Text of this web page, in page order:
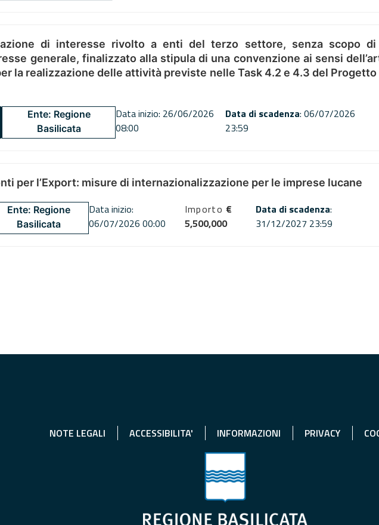
di interesse rivolto a enti del terzo settore, senza scopo
generale, finalizzato alla stipula di una convenzione ai sensi
la realizzazione delle attività previste nelle Task 4.2 e 4.3 del Progetto
Ente: Regione
Basilicata
Data inizio: 26/06/2026
08:00
Data di scadenza: 06/07/2026
23:59
per l’Export: misure di internazionalizzazione per le imprese lucane
Ente: Regione
Basilicata
Data inizio:
06/07/2026 00:00
Importo €
5,500,000
Data di scadenza:
31/12/2027 23:59
NOTE LEGALI ACCESSIBILITA' INFORMAZIONI PRIVACY